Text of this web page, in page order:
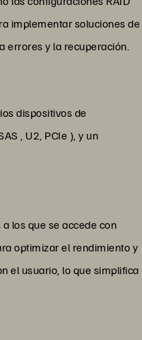
implementar soluciones de
errores y la recuperación.
dispositivos de
, U2, PCIe ), y un
los que se accede con
optimizar el rendimiento y
el usuario, lo que simplifica